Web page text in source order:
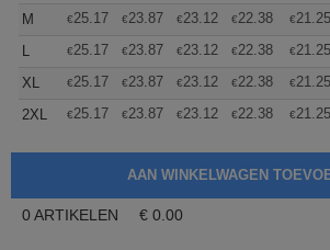
M
€25.17 €23.87 €23.12 €22.38 €21.25
L
€25.17 €23.87 €23.12 €22.38 €21.25
XL
€25.17 €23.87 €23.12 €22.38 €21.25
2XL
€25.17 €23.87 €23.12 €22.38 €21.25
0 ARTIKELEN € 0.00